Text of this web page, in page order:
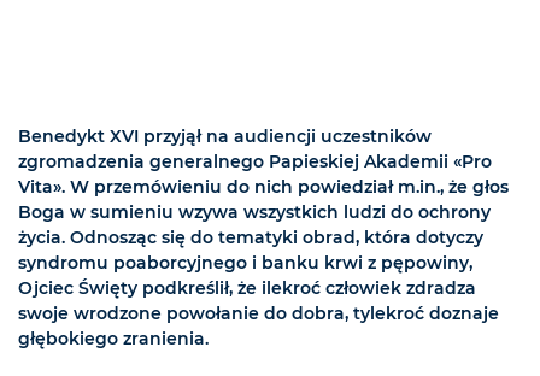
Benedykt XVI przyjął na audiencji uczestników
zgromadzenia generalnego Papieskiej Akademii «Pro
Vita». W przemówieniu do nich powiedział m.in., że głos
Boga w sumieniu wzywa wszystkich ludzi do ochrony
życia. Odnosząc się do tematyki obrad, która dotyczy
syndromu poaborcyjnego i banku krwi z pępowiny,
Ojciec Święty podkreślił, że ilekroć człowiek zdradza
swoje wrodzone powołanie do dobra, tylekroć doznaje
głębokiego zranienia.